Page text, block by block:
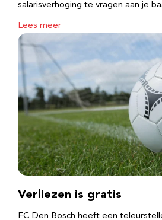
salarisverhoging te vragen aan je
Lees meer
Verliezen is gratis
FC Den Bosch heeft een